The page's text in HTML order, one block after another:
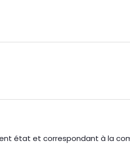
état et correspondant à la